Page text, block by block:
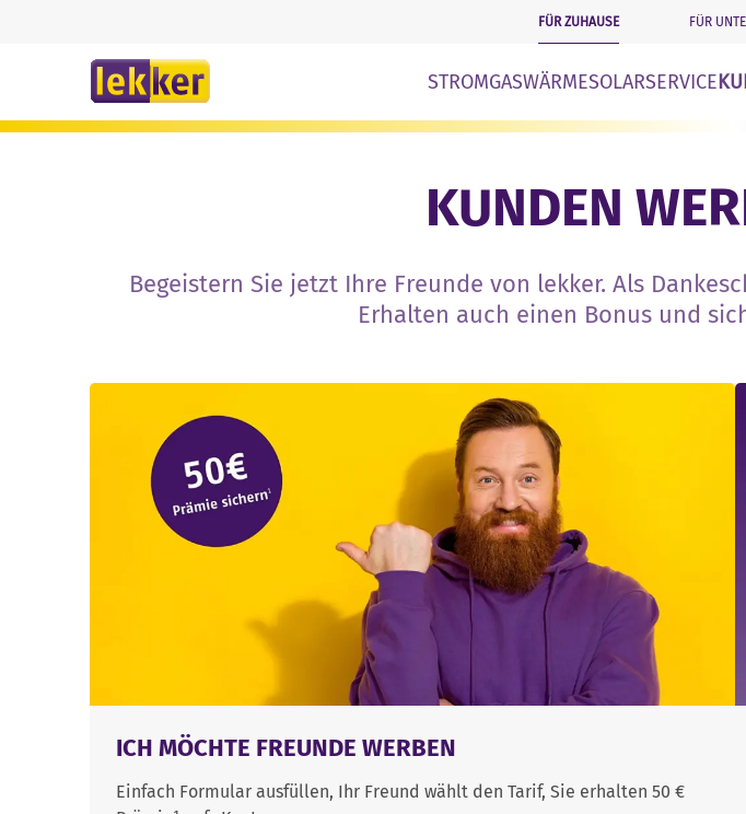
FÜR ZUHAUSE FÜR
STROMGASWÄRMESOLARSERVICE
KUNDEN
Begeistern Sie jetzt Ihre Freunde von lekker. Als
Erhalten auch einen Bonus und
ICH MÖCHTE FREUNDE WERBEN
Einfach Formular ausfüllen, Ihr Freund wählt den Tarif, Sie erhalten 50 €